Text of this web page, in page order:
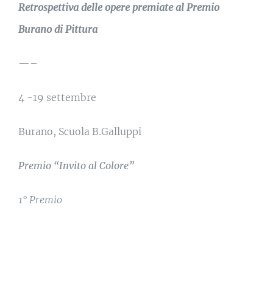
Retrospettiva delle opere premiate al Premio
Burano di Pittura
—–
4 -19 settembre
Burano, Scuola B.Galluppi
Premio “Invito al Colore”
1° Premio